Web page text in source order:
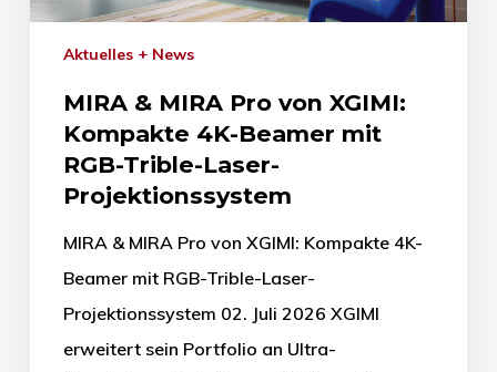
Aktuelles + News
MIRA & MIRA Pro von XGIMI:
Kompakte 4K-Beamer mit
RGB-Trible-Laser-
Projektionssystem
MIRA & MIRA Pro von XGIMI: Kompakte 4K-
Beamer mit RGB-Trible-Laser-
Projektionssystem 02. Juli 2026 XGIMI
erweitert sein Portfolio an Ultra-